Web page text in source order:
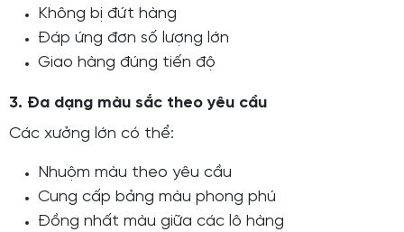
Không bị đứt hàng
Đáp ứng đơn số lượng lớn
Giao hàng đúng tiến độ
3. Đa dạng màu sắc theo yêu cầu
Các xưởng lớn có thể:
Nhuộm màu theo yêu cầu
Cung cấp bảng màu phong phú
Đồng nhất màu giữa các lô hàng